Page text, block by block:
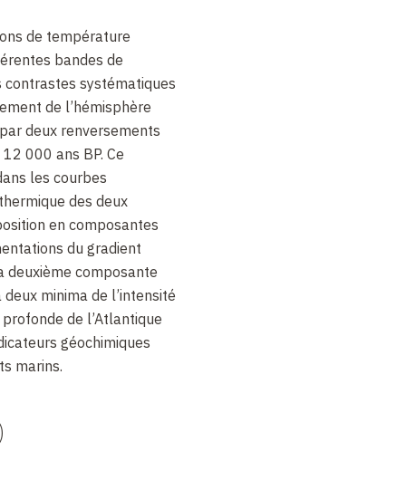
de température
bandes de
systématiques
de l’hémisphère
deux renversements
000 ans BP. Ce
les courbes
des deux
en composantes
du gradient
deuxième composante
minima de l’intensité
de l’Atlantique
géochimiques
marins.